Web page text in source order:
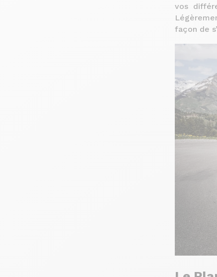
vos
façon de